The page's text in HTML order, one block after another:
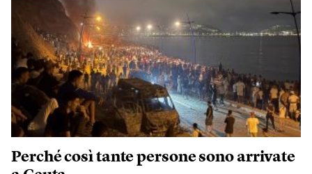
Perché così tante persone sono arrivate